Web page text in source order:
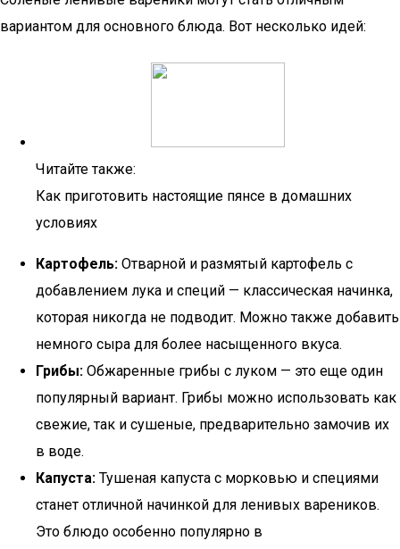
вариантом для основного блюда. Вот несколько идей:
Читайте также:
Как приготовить настоящие пянсе в домашних
условиях
Картофель: Отварной и размятый картофель с
добавлением лука и специй — классическая начинка,
которая никогда не подводит. Можно также добавить
немного сыра для более насыщенного вкуса.
Грибы: Обжаренные грибы с луком — это еще один
популярный вариант. Грибы можно использовать как
свежие, так и сушеные, предварительно замочив их
в воде.
Капуста: Тушеная капуста с морковью и специями
станет отличной начинкой для ленивых вареников.
Это блюдо особенно популярно в